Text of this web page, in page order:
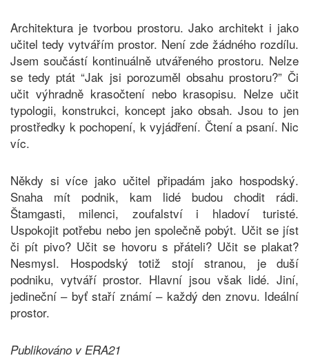
Architektura je tvorbou prostoru. Jako architekt i jako
učitel tedy vytvářím prostor. Není zde žádného rozdílu.
Jsem součástí kontinuálně utvářeného prostoru. Nelze
se tedy ptát “Jak jsi porozuměl obsahu prostoru?” Či
učit výhradně krasočtení nebo krasopisu. Nelze učit
typologii, konstrukci, koncept jako obsah. Jsou to jen
prostředky k pochopení, k vyjádření. Čtení a psaní. Nic
víc.
Někdy si více jako učitel připadám jako hospodský.
Snaha mít podnik, kam lidé budou chodit rádi.
Štamgasti, milenci, zoufalství i hladoví turisté.
Uspokojit potřebu nebo jen společně pobýt. Učit se jíst
či pít pivo? Učit se hovoru s přáteli? Učit se plakat?
Nesmysl. Hospodský totiž stojí stranou, je duší
podniku, vytváří prostor. Hlavní jsou však lidé. Jiní,
jedineční – byť staří známí – každý den znovu. Ideální
prostor.
Publikováno v ERA21